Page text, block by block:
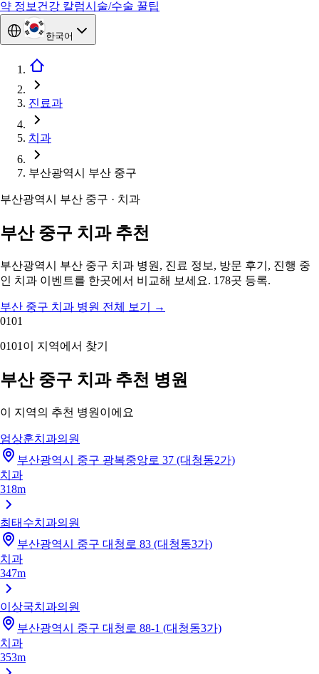
약 정보 건강 칼럼시술/수술 꿀팁
한국어
진료과
치과
부산광역시 부산 중구
부산광역시 부산 중구 · 치과
부산 중구 치과 추천
부산광역시 부산 중구 치과 병원, 진료 정보, 방문 후기, 진행 중
인 치과 이벤트를 한곳에서 비교해 보세요. 178곳 등록.
부산 중구 치과 병원 전체 보기
→
0101
0101 이 지역에서 찾기
부산 중구 치과 추천 병원
이 지역의 추천 병원이에요
엄상훈치과의원
부산광역시 중구 광복중앙로 37 (대청동2가)
치과
318m
최태수치과의원
부산광역시 중구 대청로 83 (대청동3가)
치과
347m
이상국치과의원
부산광역시 중구 대청로 88-1 (대청동3가)
치과
353m